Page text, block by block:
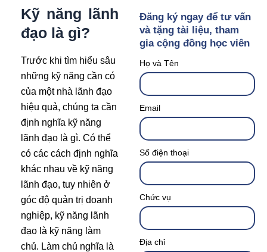
Kỹ năng lãnh
đạo là gì?
Trước khi tìm hiểu sâu
những kỹ năng cần có
của một nhà lãnh đạo
hiệu quả, chúng ta cần
định nghĩa kỹ năng
lãnh đạo là gì. Có thể
có các cách định nghĩa
khác nhau về kỹ năng
lãnh đạo, tuy nhiên ở
góc độ quản trị doanh
nghiệp, kỹ năng lãnh
đạo là kỹ năng làm
chủ. Làm chủ nghĩa là
Đăng ký ngay để tư vấn
và tặng tài liệu, tham
gia cộng đồng học viên
Họ và Tên
Email
Số điện thoại
Chức vụ
Địa chỉ